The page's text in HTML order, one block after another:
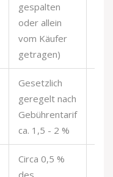
gespalten
oder allein
vom Käufer
getragen)
Gesetzlich
geregelt nach
Gebührentarif
ca. 1,5 - 2 %
Circa 0,5 %